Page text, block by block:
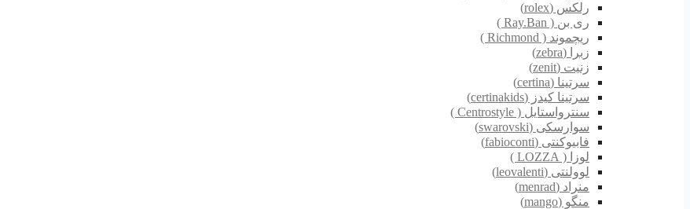
رلکس (rolex)
ری بن ( Ray.Ban )
ریچموند ( Richmond )
زبرا (zebra)
زنیت (zenit)
سرتینا (certina)
سرتینا کیدز (certinakids)
سنترواستایل ( Centrostyle )
سوارسکی (swarovski)
فابیوکنتی (fabioconti)
لوزا ( LOZZA )
لوولنتی (leovalenti)
منراد (menrad)
منگو (mango)